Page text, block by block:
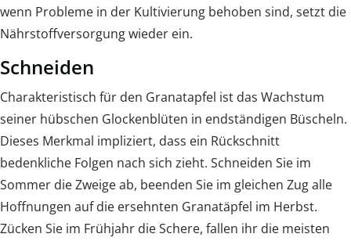
wenn Probleme in der Kultivierung behoben sind, setzt die
Nährstoffversorgung wieder ein.
Schneiden
Charakteristisch für den Granatapfel ist das Wachstum
seiner hübschen Glockenblüten in endständigen Büscheln.
Dieses Merkmal impliziert, dass ein Rückschnitt
bedenkliche Folgen nach sich zieht. Schneiden Sie im
Sommer die Zweige ab, beenden Sie im gleichen Zug alle
Hoffnungen auf die ersehnten Granatäpfel im Herbst.
Zücken Sie im Frühjahr die Schere, fallen ihr die meisten